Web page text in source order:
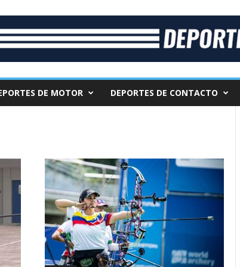
DE MOTOR DEPORTES DE CONTACTO